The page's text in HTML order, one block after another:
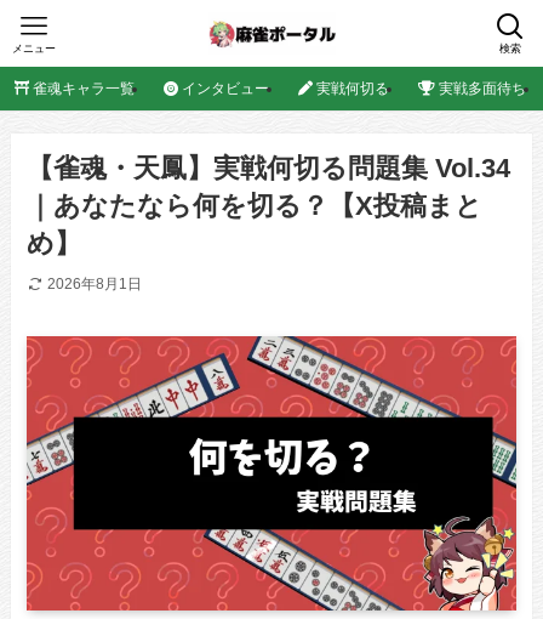
検索
メニュー
雀魂キャラ一覧 インタビュー 実戦何切る 実戦多面待ち
【雀魂・天鳳】実戦何切る問題集 Vol.34
｜あなたなら何を切る？【X投稿まと
め】
2026年8月1日